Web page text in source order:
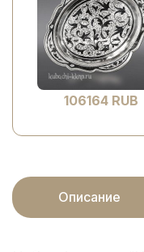
106164 RUB
Описание